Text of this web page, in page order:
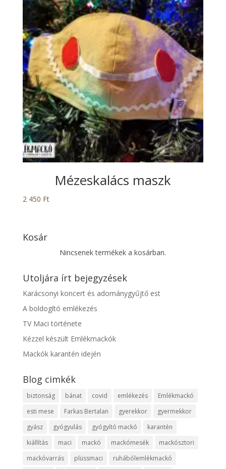
Mézeskalács maszk
2 450 Ft
Kosár
Nincsenek termékek a kosárban.
Utoljára írt bejegyzések
Karácsonyi koncert és adománygyűjtő est
A boldogító emlékezés
TV Maci története
Kézzel készült Emlékmackók
Mackók karantén idején
Blog cimkék
biztonság bánat covid emlékezés
Emlékmackó
esti mese
Farkas Bertalan gyerekkor
gyermekkor
gyász
gyógyulás gyógyító mackó
karantén
kiállítás
maci mackó mackómesék
mackósztori
mackóvarrás
plüssmaci ruhábólemlékmackó